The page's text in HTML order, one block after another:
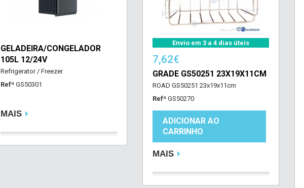
GELADEIRA/CONGELADOR
105L 12/24V
Refrigerator / Freezer
Refª GS50301
MAIS
Envio em 3 a 4 dias úteis
7,62€
GRADE GS50251 23X19X11CM
ROAD GS50251 23x19x11cm
Refª GS50270
ADICIONAR AO
CARRINHO
MAIS